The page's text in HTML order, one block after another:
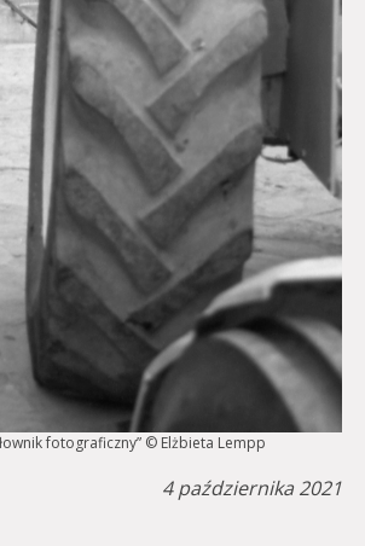
fotograficzny” © Elżbieta Lempp
4 października 2021